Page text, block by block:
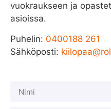
vuokraukseen ja
asioissa.
Puhelin: 0400188 261
Sähköposti: